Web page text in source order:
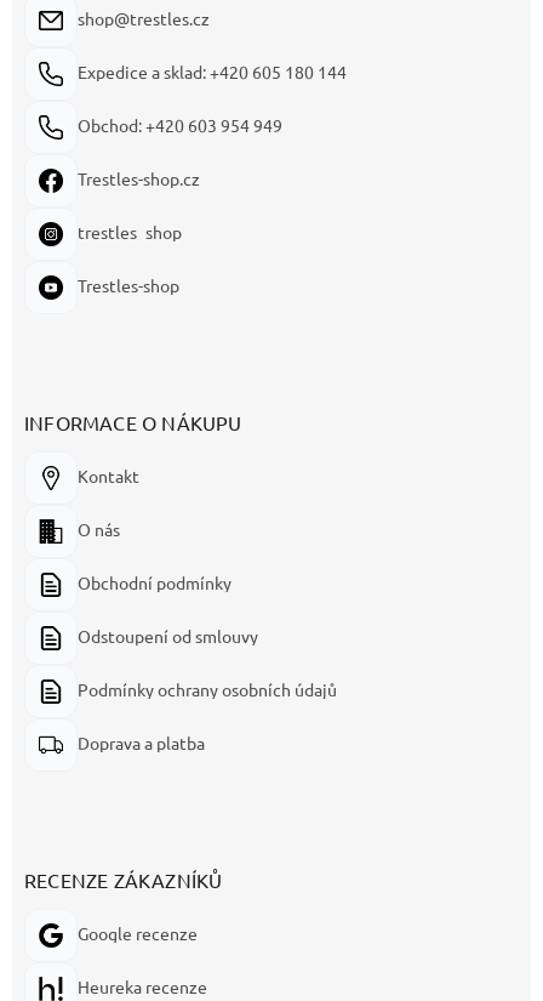
shop@trestles.cz
Expedice a sklad: +420 605 180 144
Obchod: +420 603 954 949
Trestles-shop.cz
trestles_shop
Trestles-shop
INFORMACE O NÁKUPU
Kontakt
O nás
Obchodní podmínky
Odstoupení od smlouvy
Podmínky ochrany osobních údajů
Doprava a platba
RECENZE ZÁKAZNÍKŮ
Google recenze
Heureka recenze